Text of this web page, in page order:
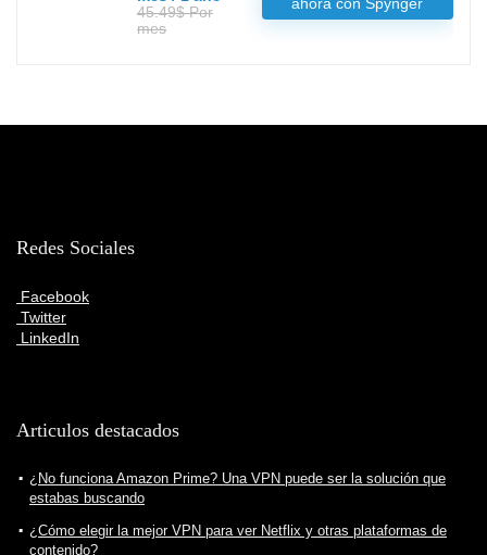
45.49$ Por
mes
Redes Sociales
Facebook
Twitter
LinkedIn
Articulos destacados
¿No funciona Amazon Prime? Una VPN puede ser la solución que
estabas buscando
¿Cómo elegir la mejor VPN para ver Netflix y otras plataformas de
contenido?